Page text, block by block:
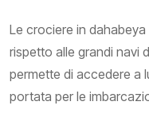
Le crociere in
rispetto alle grandi navi
permette di accedere a
portata per le